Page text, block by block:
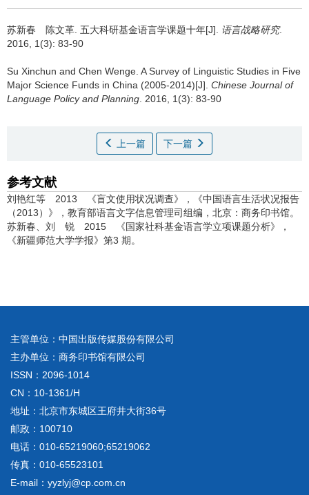
苏新春 陈文革. 五大科研基金语言学课题十年[J]. 语言战略研究.
2016, 1(3): 83-90
Su Xinchun and Chen Wenge. A Survey of Linguistic Studies in Five
Major Science Funds in China (2005-2014)[J]. Chinese Journal of
Language Policy and Planning . 2016, 1(3): 83-90
上一篇 下一篇
参考文献
刘艳红等 2013 《盲文使用状况调查》，《中国语言生活状况报告
（2013）》，教育部语言文字信息管理司组编，北京：商务印书馆。
苏新春、刘 锐 2015 《国家社科基金语言学立项课题分析》，
《新疆师范大学学报》第3 期。
主管单位：中国出版传媒股份有限公司
主办单位：商务印书馆有限公司
ISSN：2096-1014
CN：10-1361/H
地址：北京市东城区王府井大街36号
邮政：100710
电话：010-65219060;65219062
传真：010-65523101
E-mail：yyzlyj@cp.com.cn